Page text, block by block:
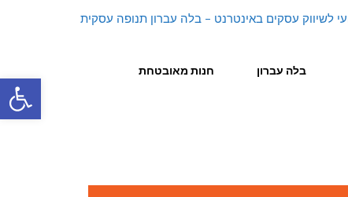
פתח בלה עברון חנות מאובטחת